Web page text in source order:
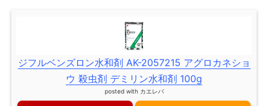
ジフルベンズロン水和剤 AK-2057215 アグロカネショ
ウ 殺虫剤 デミリン水和剤 100g
posted with カエレバ